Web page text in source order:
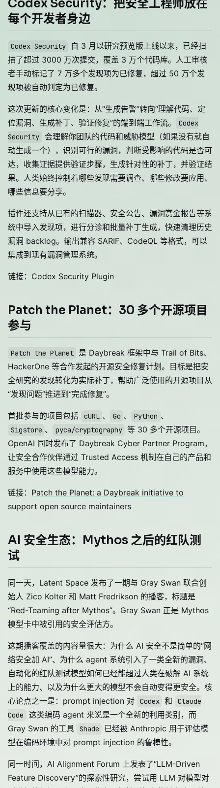
Codex Security：把安全工程师放在
每个开发者身边
Codex Security
自 3 月以研究预览版上线以来，已经扫
描了超过 3000 万次提交，覆盖 3 万个代码库。人工审核
者手动标记了 7 万多个发现项为已修复，超过 50 万个发
现项被自动判定为已修复。
这次更新的核心变化是：从“生成告警”转向“理解代码、定
位漏洞、生成补丁、验证修复”的端到端工作流。
Codex
Security
会理解你团队的代码和威胁模型（如果没有就自
动生成一个），识别可行的漏洞，判断受影响的代码是否可
达，收集证据提供验证步骤，生成针对性的补丁，并验证结
果。人类始终控制着哪些发现需要调查、哪些修改要应用、
哪些信息要分享。
插件还支持从已有的扫描器、安全公告、漏洞赏金报告等系
统中导入发现项，进行分诊和批量补丁生成，快速清理历史
漏洞 backlog。输出兼容 SARIF、CodeQL 等格式，可以
集成到现有漏洞管理系统。
链接： Codex Security Plugin
Patch the Planet：30 多个开源项目
参与
Patch the Planet
是 Daybreak 框架中与 Trail of Bits、
HackerOne 等合作发起的开源安全修复计划。目标是把安
全研究的发现转化为实际补丁，帮助广泛使用的开源项目从
“发现问题”推进到“完成修复”。
首批参与的项目包括 cURL 、 Go 、 Python 、
Sigstore 、 pyca/cryptography 等 30 多个开源项目。
OpenAI 同时发布了 Daybreak Cyber Partner Program，
让安全合作伙伴通过 Trusted Access 机制在自己的产品和
服务中使用这些模型能力。
链接： Patch the Planet: a Daybreak initiative to
support open source maintainers
AI 安全生态：Mythos 之后的红队测
试
同一天，Latent Space 发布了一期与 Gray Swan 联合创
始人 Zico Kolter 和 Matt Fredrikson 的播客，标题是
“Red-Teaming after Mythos”。Gray Swan 正是 Mythos
模型卡中被引用的安全评估方。
这期播客覆盖的内容量很大：为什么 AI 安全不是简单的“网
络安全加 AI”、为什么 agent 系统引入了一类全新的漏洞、
自动化的红队测试模型如何已经能超过人类在破解 AI 系统
上的能力、以及为什么更大的模型不会自动变得更安全。核
心论点之一是：prompt injection 对
Codex 和
Claude
Code
这类编码 agent 来说是一个全新的利用类别，而
Gray Swan 的工具
Shade
已经被 Anthropic 用于评估模
型在编码环境中对 prompt injection 的鲁棒性。
同一时间，AI Alignment Forum 上发表了“LLM-Driven
Feature Discovery”的探索性研究，尝试用 LLM 对模型对